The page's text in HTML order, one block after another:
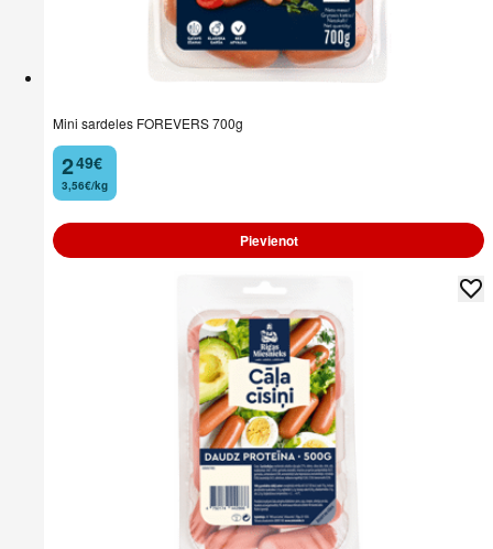
Mini sardeles FOREVERS 700g
2
. 49€
3,56€/kg
Pievienot